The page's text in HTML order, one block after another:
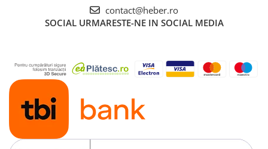
contact@heber.ro
SOCIAL URMARESTE-NE IN SOCIAL MEDIA